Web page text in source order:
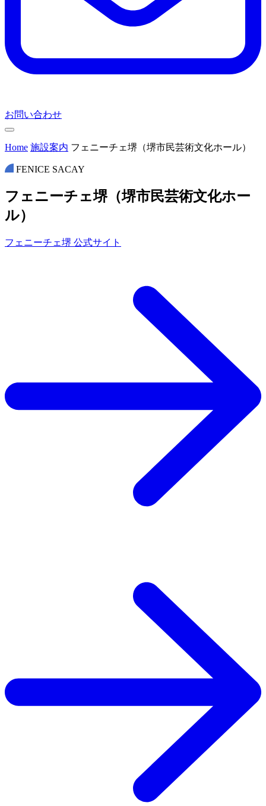
お問い合わせ
Home 施設案内 フェニーチェ堺（堺市民芸術文化ホール）
FENICE SACAY
フ ェニーチ ェ堺（堺市民芸術文化ホー
ル）
フェニーチェ堺 公式サイト